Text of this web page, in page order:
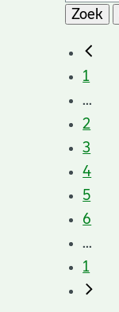
Zoek
1
...
2
3
4
5
6
...
1